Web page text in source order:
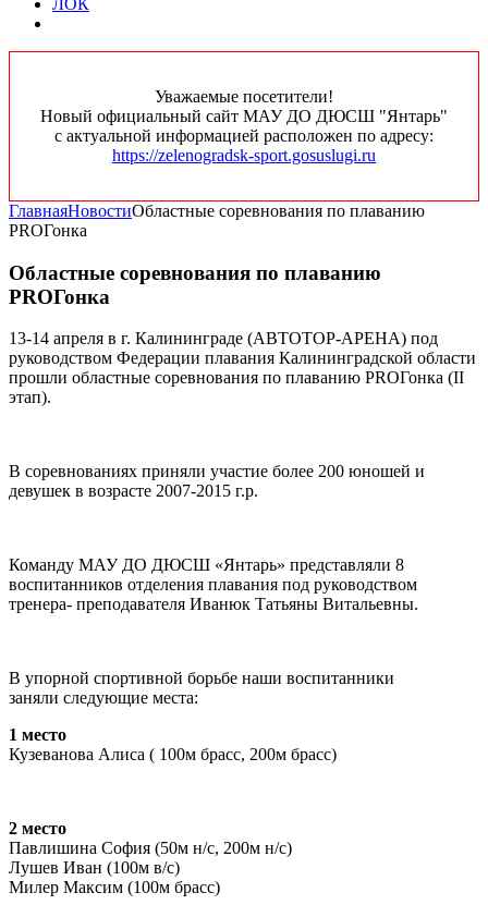
Уважаемые посетители!
Новый официальный сайт МАУ ДО ДЮСШ "Янтарь"
с актуальной информацией расположен по адресу:
https://zelenogradsk-sport.gosuslugi.ru
ГлавнаяНовостиОбластные соревнования по плаванию
PROГонка
Областные соревнования по плаванию
PROГонка
13-14 апреля в г. Калининграде (АВТОТОР-АРЕНА) под
руководством Федерации плавания Калининградской области
прошли областные соревнования по плаванию PROГонка (II
этап).
В соревнованиях приняли участие более 200 юношей и
девушек в возрасте 2007-2015 г.р.
Команду МАУ ДО ДЮСШ «Янтарь» представляли 8
воспитанников отделения плавания под руководством
тренера- преподавателя Иванюк Татьяны Витальевны.
В упорной спортивной борьбе наши воспитанники
заняли следующие места:
1 место
Кузеванова Алиса ( 100м брасс, 200м брасс)
2 место
Павлишина София (50м н/с, 200м н/с)
Лушев Иван (100м в/с)
Милер Максим (100м брасс)